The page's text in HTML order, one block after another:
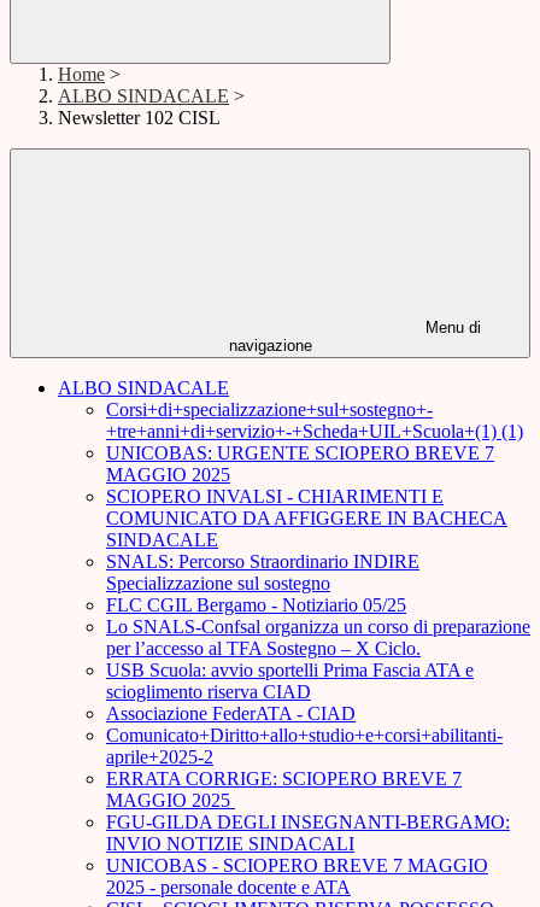
Home >
ALBO SINDACALE >
Newsletter 102 CISL
Menu di
navigazione
ALBO SINDACALE
Corsi+di+specializzazione+sul+sostegno+-
+tre+anni+di+servizio+-+Scheda+UIL+Scuola+(1) (1)
UNICOBAS: URGENTE SCIOPERO BREVE 7
MAGGIO 2025
SCIOPERO INVALSI - CHIARIMENTI E
COMUNICATO DA AFFIGGERE IN BACHECA
SINDACALE
SNALS: Percorso Straordinario INDIRE
Specializzazione sul sostegno
FLC CGIL Bergamo - Notiziario 05/25
Lo SNALS-Confsal organizza un corso di preparazione
per l’accesso al TFA Sostegno – X Ciclo.
USB Scuola: avvio sportelli Prima Fascia ATA e
scioglimento riserva CIAD
Associazione FederATA - CIAD
Comunicato+Diritto+allo+studio+e+corsi+abilitanti-
aprile+2025-2
ERRATA CORRIGE: SCIOPERO BREVE 7
MAGGIO 2025
FGU-GILDA DEGLI INSEGNANTI-BERGAMO:
INVIO NOTIZIE SINDACALI
UNICOBAS - SCIOPERO BREVE 7 MAGGIO
2025 - personale docente e ATA